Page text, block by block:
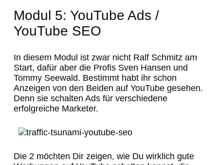
Modul 5: YouTube Ads /
YouTube SEO
In diesem Modul ist zwar nicht Ralf Schmitz am
Start, dafür aber die Profis Sven Hansen und
Tommy Seewald. Bestimmt habt ihr schon
Anzeigen von den Beiden auf YouTube gesehen.
Denn sie schalten Ads für verschiedene
erfolgreiche Marketer.
Die 2 möchten Dir zeigen, wie Du wirklich gute